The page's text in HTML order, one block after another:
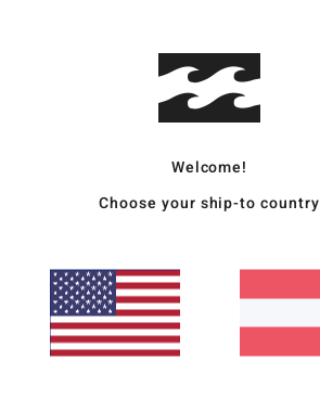
Welcome!
Choose your ship-to country